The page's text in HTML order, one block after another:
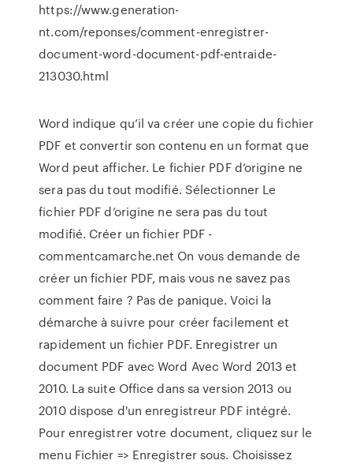
https://www.generation-
nt.com/reponses/comment-enregistrer-
document-word-document-pdf-entraide-
213030.html
Word indique qu’il va créer une copie du fichier
PDF et convertir son contenu en un format que
Word peut afficher. Le fichier PDF d’origine ne
sera pas du tout modifié. Sélectionner Le
fichier PDF d’origine ne sera pas du tout
modifié. Créer un fichier PDF -
commentcamarche.net On vous demande de
créer un fichier PDF, mais vous ne savez pas
comment faire ? Pas de panique. Voici la
démarche à suivre pour créer facilement et
rapidement un fichier PDF. Enregistrer un
document PDF avec Word Avec Word 2013 et
2010. La suite Office dans sa version 2013 ou
2010 dispose d'un enregistreur PDF intégré.
Pour enregistrer votre document, cliquez sur le
menu Fichier => Enregistrer sous. Choisissez